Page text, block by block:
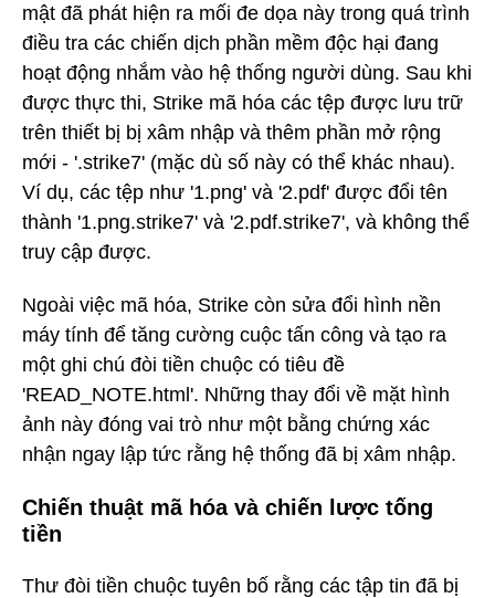
mật đã phát hiện ra mối đe dọa này trong quá trình
điều tra các chiến dịch phần mềm độc hại đang
hoạt động nhắm vào hệ thống người dùng. Sau khi
được thực thi, Strike mã hóa các tệp được lưu trữ
trên thiết bị bị xâm nhập và thêm phần mở rộng
mới - '.strike7' (mặc dù số này có thể khác nhau).
Ví dụ, các tệp như '1.png' và '2.pdf' được đổi tên
thành '1.png.strike7' và '2.pdf.strike7', và không thể
truy cập được.
Ngoài việc mã hóa, Strike còn sửa đổi hình nền
máy tính để tăng cường cuộc tấn công và tạo ra
một ghi chú đòi tiền chuộc có tiêu đề
'READ_NOTE.html'. Những thay đổi về mặt hình
ảnh này đóng vai trò như một bằng chứng xác
nhận ngay lập tức rằng hệ thống đã bị xâm nhập.
Chiến thuật mã hóa và chiến lược tống
tiền
Thư đòi tiền chuộc tuyên bố rằng các tập tin đã bị